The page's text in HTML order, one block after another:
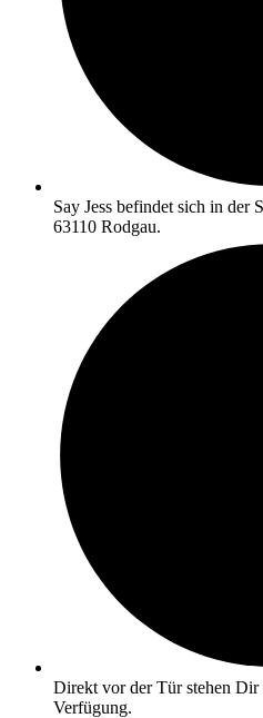
Say Jess befindet sich in der
63110 Rodgau.
Direkt vor der Tür stehen Dir
Verfügung.